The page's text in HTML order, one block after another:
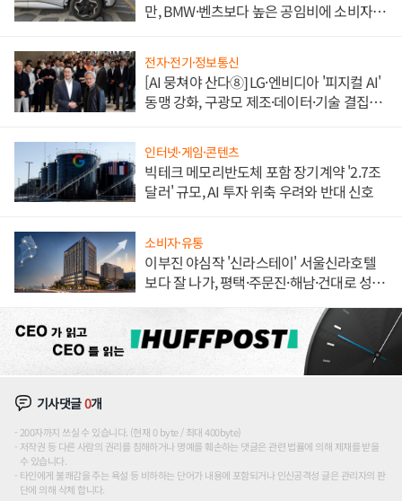
만, BMW·벤츠보다 높은 공임비에 소비자
전자·전기·정보통신
[AI 뭉쳐야 산다⑧] LG·엔비디아 '피지컬 AI'
동맹 강화, 구광모 제조·데이터·기술 결집
인터넷·게임·콘텐츠
빅테크 메모리반도체 포함 장기계약 '2.7조
달러' 규모, AI 투자 위축 우려와 반대 신호
소비자·유통
이부진 야심작 '신라스테이' 서울신라호텔
보다 잘 나가, 평택·주문진·해남·건대로 성
기사댓글0개
200자까지 쓰실 수 있습니다. (현재 0 byte / 최대 400byte)
저작권 등 다른 사람의 권리를 침해하거나 명예를 훼손하는 댓글은 관련 법률에 의해 제재를 받을
수 있습니다.
타인에게 불쾌감을 주는 욕설 등 비하하는 단어가 내용에 포함되거나 인신공격성 글은 관리자의 판
단에 의해 삭제 합니다.